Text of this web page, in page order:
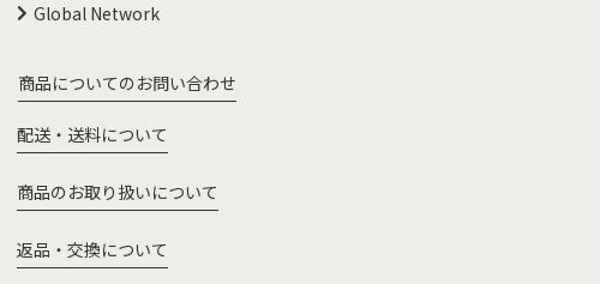
Global Network
商品についてのお問い合わせ
配送・送料について
商品のお取り扱いについて
返品・交換について